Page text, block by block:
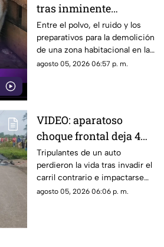
tras inminente
demolición en la
colonia San Agustín de
Acapulco
Entre el polvo, el ruido y los
preparativos para la demolición
de una zona habitacional en la
colonia San Agustín, una
agosto 05, 2026 06:57 p. m.
VIDEO: aparatoso
choque frontal deja 4
muertos de una familia
Tripulantes de un auto
perdieron la vida tras invadir el
carril contrario e impactarse
contra un camión de ganado.
agosto 05, 2026 06:06 p. m.